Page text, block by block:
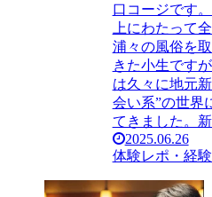
口コージです
上にわたって
浦々の風俗を
きた小生です
は久々に地元
会い系”の世界
てきました。
2025.06.26
体験レポ・経